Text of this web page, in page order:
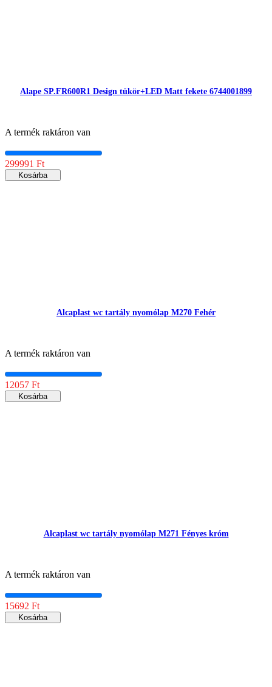
Alape SP.FR600R1 Design tükör+LED Matt fekete 6744001899
A termék raktáron van
299991 Ft
Kosárba
Alcaplast wc tartály nyomólap M270 Fehér
A termék raktáron van
12057 Ft
Kosárba
Alcaplast wc tartály nyomólap M271 Fényes króm
A termék raktáron van
15692 Ft
Kosárba